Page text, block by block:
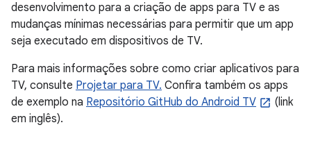
desenvolvimento para a criação de apps para TV e as
mudanças mínimas necessárias para permitir que um app
seja executado em dispositivos de TV.
Para mais informações sobre como criar aplicativos para
TV, consulte Projetar para TV. Confira também os apps
de exemplo na Repositório GitHub do Android TV
(link
em inglês).